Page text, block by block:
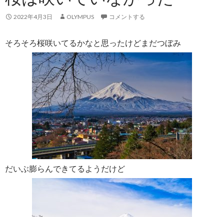
2022年4月3日 OLYMPUS コメントする
そろそろ桜咲いてるかなと思ったけどまだつぼみ
だいぶ膨らんできてるようだけど